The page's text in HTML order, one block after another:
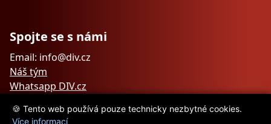
Spojte se s námi
Email: info@div.cz
Náš tým
Whatsapp DIV.cz
🍪 Tento web používá pouze technicky nezbytné cookies.
Více informací